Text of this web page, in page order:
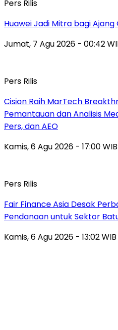
Pers Rilis
Huawei Jadi Mitra bagi Ajang
Jumat, 7 Agu 2026 - 00:42
Pers Rilis
Cision Raih MarTech
Pemantauan dan Analisis
Pers, dan AEO
Kamis, 6 Agu 2026 - 17:00 WIB
Pers Rilis
Fair Finance Asia Desak
Pendanaan untuk Sektor
Kamis, 6 Agu 2026 - 13:02 WIB